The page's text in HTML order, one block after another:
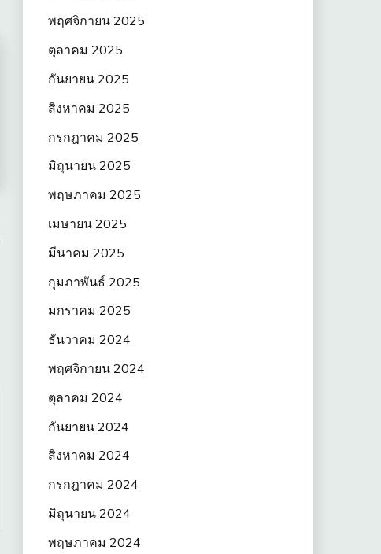
พฤศจิกายน 2025
ตุลาคม 2025
กันยายน 2025
สิงหาคม 2025
กรกฎาคม 2025
มิถุนายน 2025
พฤษภาคม 2025
เมษายน 2025
มีนาคม 2025
กุมภาพันธ์ 2025
มกราคม 2025
ธันวาคม 2024
พฤศจิกายน 2024
ตุลาคม 2024
กันยายน 2024
สิงหาคม 2024
กรกฎาคม 2024
มิถุนายน 2024
พฤษภาคม 2024